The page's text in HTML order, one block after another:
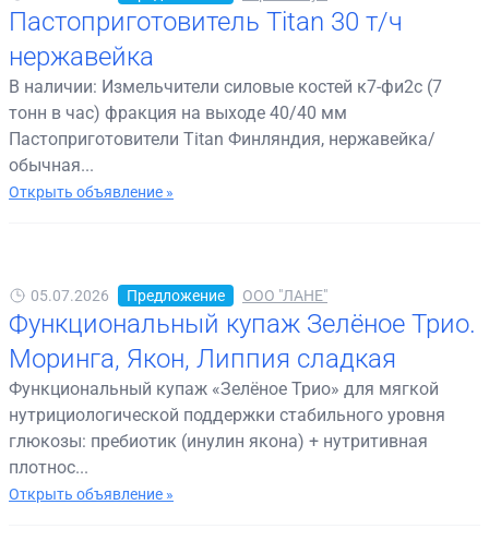
Пастоприготовитель Titan 30 т/ч
нержавейка
В наличии: Измельчители силовые костей к7-фи2с (7
тонн в час) фракция на выходе 40/40 мм
Пастоприготовители Titan Финляндия, нержавейка/
обычная...
Открыть объявление »
05.07.2026 Предложение ООО "ЛАНЕ"
Функциональный купаж Зелёное Трио.
Моринга, Якон, Липпия сладкая
Функциональный купаж «Зелёное Трио» для мягкой
нутрициологической поддержки стабильного уровня
глюкозы: пребиотик (инулин якона) + нутритивная
плотнос...
Открыть объявление »